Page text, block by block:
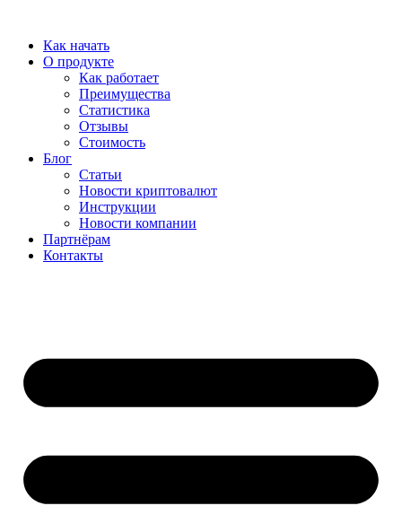
содержимому
Как начать
О продукте
Как работает
Преимущества
Статистика
Отзывы
Стоимость
Блог
Статьи
Новости криптовалют
Инструкции
Новости компании
Партнёрам
Контакты